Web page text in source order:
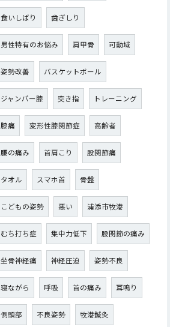
食いしばり 歯ぎしり
男性特有のお悩み 肩甲骨 可動域
姿勢改善 バスケットボール
ジャンパー膝 突き指 トレーニング
膝痛 変形性膝関節症 高齢者
腰の痛み 首肩こり 股関節痛
タオル スマホ首 骨盤
こどもの姿勢 悪い 浦添市牧港
むち打ち症 集中力低下 股関節の痛み
坐骨神経痛 神経圧迫 姿勢不良
寝ながら 呼吸 首の痛み 耳鳴り
側頭部 不良姿勢 牧港鍼灸